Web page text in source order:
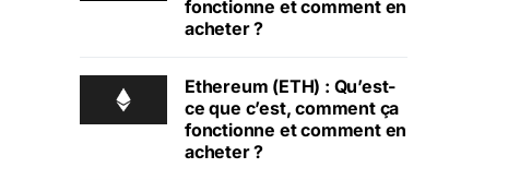
fonctionne et comment en
acheter ?
Ethereum (ETH) : Qu’est-
ce que c’est, comment ça
fonctionne et comment en
acheter ?